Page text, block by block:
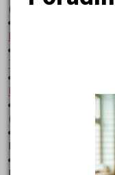
(pdf 396,59 kB)
DT
TEST
ÚLOHY
(pdf 1 194,56
státní maturita
(pdf 193,48 kB)
státní maturita
kB)
státní maturita